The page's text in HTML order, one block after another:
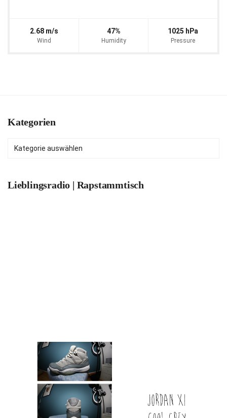
2.68 m/s
Wind
47%
Humidity
1025 hPa
Pressure
Kategorien
Lieblingsradio | Rapstammtisch